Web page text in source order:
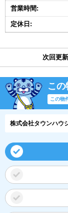
営業時間:
定休日:
次回更
こ
この物
株式会社タウンハウ